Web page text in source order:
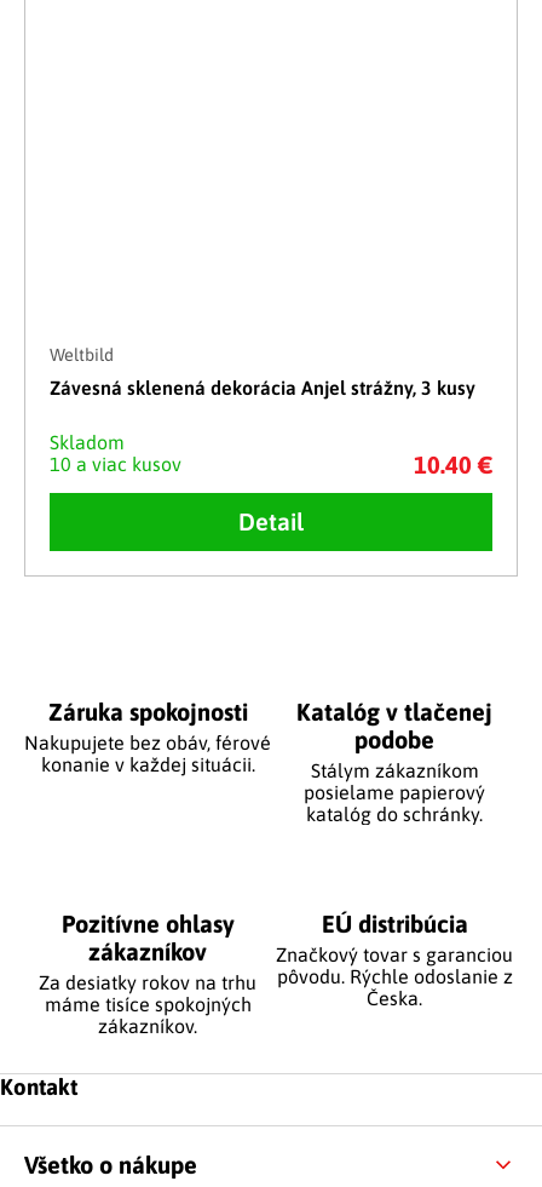
Weltbild
Závesná sklenená dekorácia Anjel strážny, 3 kusy
Skladom
10 a viac kusov
10.40 €
Detail
Záruka spokojnosti
Nakupujete bez obáv, férové
​​konanie v každej situácii.
Katalóg v tlačenej
podobe
Stálym zákazníkom
posielame papierový
katalóg do schránky.
Pozitívne ohlasy
zákazníkov
Za desiatky rokov na trhu
máme tisíce spokojných
zákazníkov.
EÚ distribúcia
Značkový tovar s garanciou
pôvodu. Rýchle odoslanie z
Česka.
Zápätie
Kontakt
Všetko o nákupe